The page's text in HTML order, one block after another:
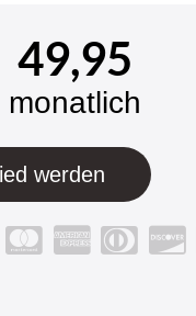
49,95
monatlich
werden